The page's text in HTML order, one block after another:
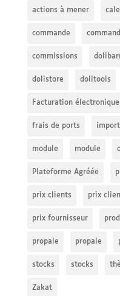
actions à mener
commande
commissions
dolistore dolitools
Facturation électronique
frais de ports import
module module
Plateforme Agréée
prix clients prix
prix fournisseur
propale propale
stocks stocks
Zakat